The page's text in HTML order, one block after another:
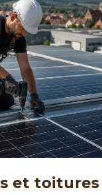
et toitures